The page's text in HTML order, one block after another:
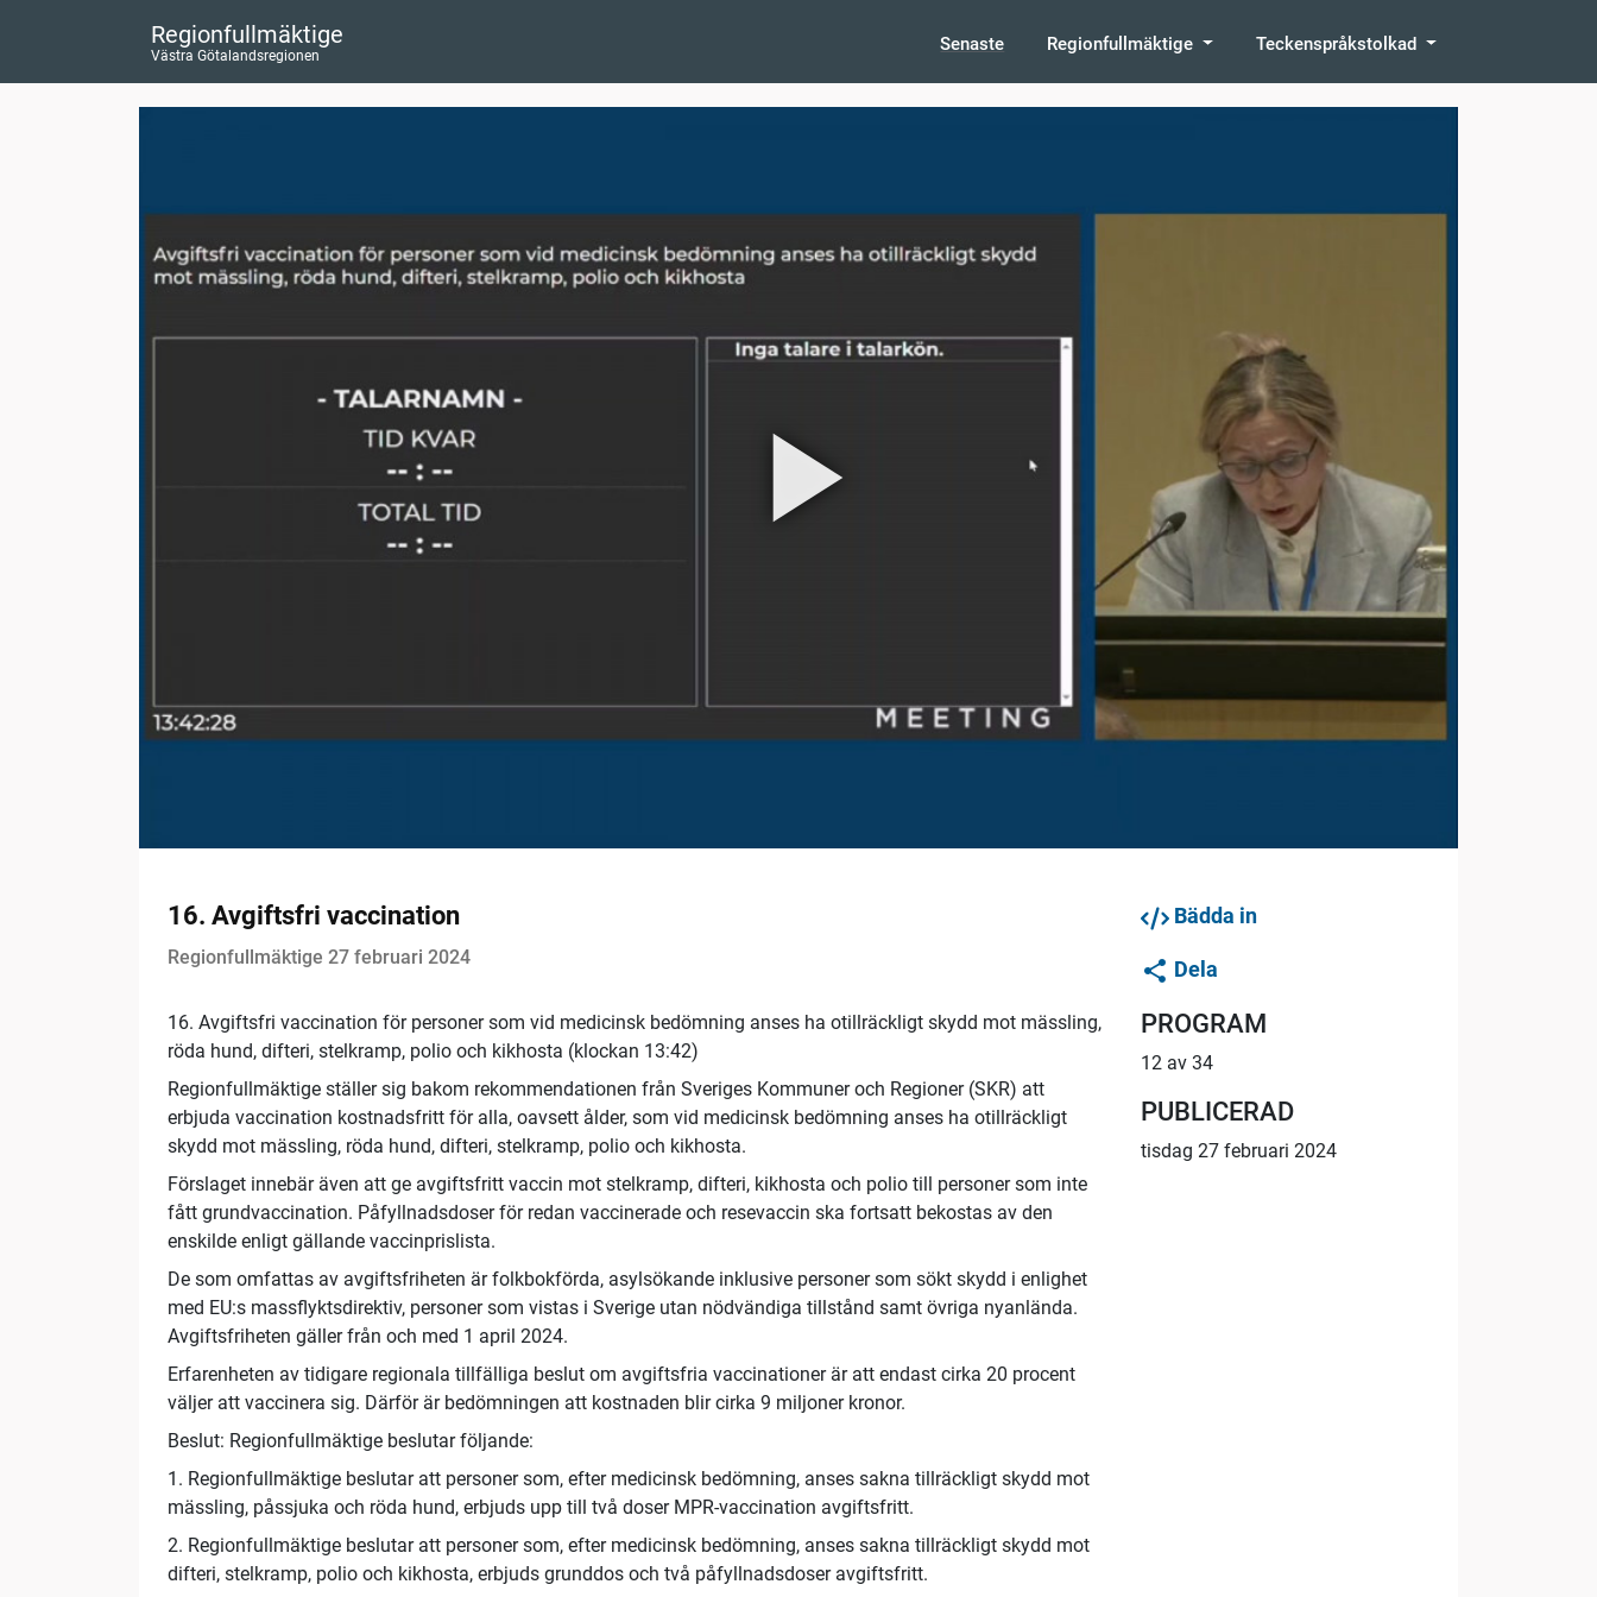
Regionfullmäktige
Västra Götalandsregionen
Senaste Regionfullmäktige Teckenspråkstolkad
16. Avgiftsfri vaccination
Regionfullmäktige 27 februari 2024
16. Avgiftsfri vaccination för personer som vid medicinsk bedömning anses ha otillräckligt skydd mot mässling,
röda hund, difteri, stelkramp, polio och kikhosta (klockan 13:42)
Regionfullmäktige ställer sig bakom rekommendationen från Sveriges Kommuner och Regioner (SKR) att
erbjuda vaccination kostnadsfritt för alla, oavsett ålder, som vid medicinsk bedömning anses ha otillräckligt
skydd mot mässling, röda hund, difteri, stelkramp, polio och kikhosta.
Förslaget innebär även att ge avgiftsfritt vaccin mot stelkramp, difteri, kikhosta och polio till personer som inte
fått grundvaccination. Påfyllnadsdoser för redan vaccinerade och resevaccin ska fortsatt bekostas av den
enskilde enligt gällande vaccinprislista.
De som omfattas av avgiftsfriheten är folkbokförda, asylsökande inklusive personer som sökt skydd i enlighet
med EU:s massflyktsdirektiv, personer som vistas i Sverige utan nödvändiga tillstånd samt övriga nyanlända.
Avgiftsfriheten gäller från och med 1 april 2024.
Erfarenheten av tidigare regionala tillfälliga beslut om avgiftsfria vaccinationer är att endast cirka 20 procent
väljer att vaccinera sig. Därför är bedömningen att kostnaden blir cirka 9 miljoner kronor.
Beslut: Regionfullmäktige beslutar följande:
1. Regionfullmäktige beslutar att personer som, efter medicinsk bedömning, anses sakna tillräckligt skydd mot
mässling, påssjuka och röda hund, erbjuds upp till två doser MPR-vaccination avgiftsfritt.
2. Regionfullmäktige beslutar att personer som, efter medicinsk bedömning, anses sakna tillräckligt skydd mot
difteri, stelkramp, polio och kikhosta, erbjuds grunddos och två påfyllnadsdoser avgiftsfritt.
Bädda in
Dela
PROGRAM
12 av 34
PUBLICERAD
tisdag 27 februari 2024